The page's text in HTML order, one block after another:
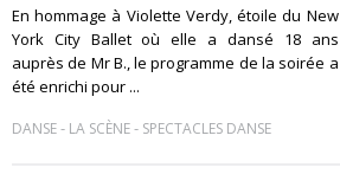
En hommage à Violette Verdy, étoile du New
York City Ballet où elle a dansé 18 ans
auprès de Mr B., le programme de la soirée a
été enrichi pour ...
DANSE- LA SCÈNE- SPECTACLES DANSE